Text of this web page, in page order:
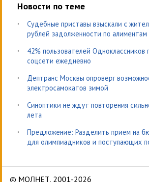
Новости по теме
Судебные приставы взыскали с
рублей задолженности по алиментам
42% пользователей Одноклассников
соцсети ежедневно
Дептранс Москвы опроверг
электросамокатов зимой
Синоптики не ждут повторения
лета
Предложение: Разделить прием на
для олимпиадников и поступающих
© МОЛНЕТ, 2001-2026